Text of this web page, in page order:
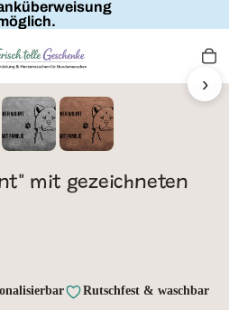
›
mit gezeichneten
Rutschfest & waschbar